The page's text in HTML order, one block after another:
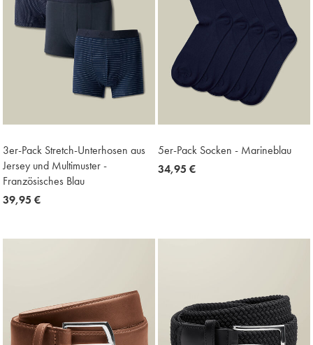
3er-Pack Stretch-Unterhosen aus
Jersey und Multimuster -
Französisches Blau
now
39,95 €
5er-Pack Socken - Marineblau
now
34,95 €